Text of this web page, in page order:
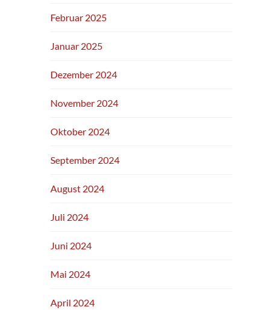
Februar 2025
Januar 2025
Dezember 2024
November 2024
Oktober 2024
September 2024
August 2024
Juli 2024
Juni 2024
Mai 2024
April 2024